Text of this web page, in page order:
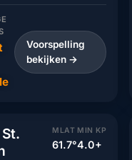
Voorspelling
bekijken →
MLAT
61.7°
MIN KP
4.0+